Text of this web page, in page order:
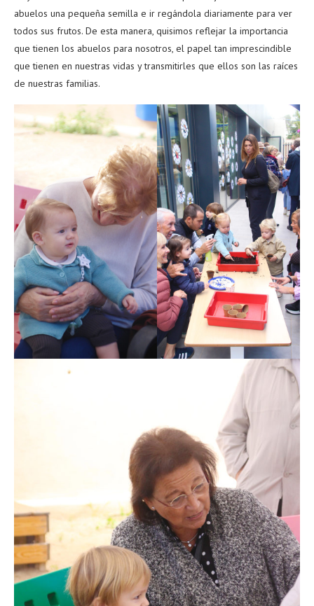
abuelos una pequeña semilla e ir regándola diariamente para ver
todos sus frutos. De esta manera, quisimos reflejar la importancia
que tienen los abuelos para nosotros, el papel tan imprescindible
que tienen en nuestras vidas y transmitirles que ellos son las raíces
de nuestras familias.